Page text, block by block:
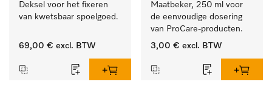
Deksel voor het fixeren
van kwetsbaar spoelgoed.
69,00 € excl. BTW
Maatbeker, 250 ml voor
de eenvoudige dosering
van ProCare-producten.
3,00 € excl. BTW